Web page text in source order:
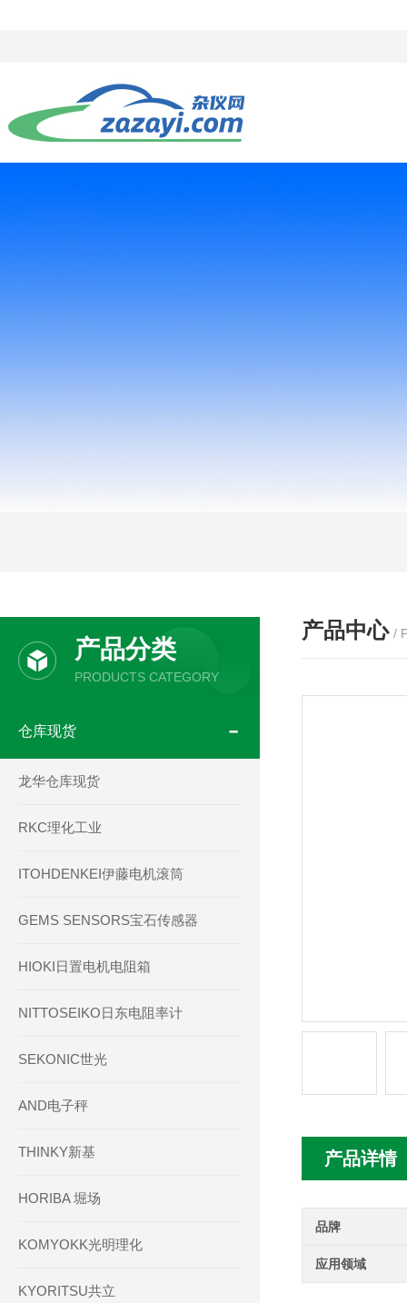
产品中心 /
产品详情
品牌
应用领域
产品分类
PRODUCTS CATEGORY
仓库现货
龙华仓库现货
RKC理化工业
ITOHDENKEI伊藤电机滚筒
GEMS SENSORS宝石传感器
HIOKI日置电机电阻箱
NITTOSEIKO日东电阻率计
SEKONIC世光
AND电子秤
THINKY新基
HORIBA 堀场
KOMYOKK光明理化
KYORITSU共立